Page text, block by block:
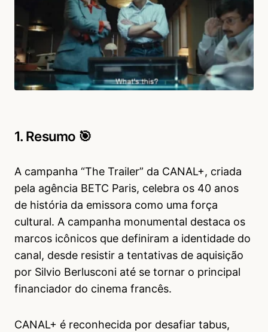
1. Resumo 🎯
A campanha “The Trailer” da CANAL+, criada
pela agência BETC Paris, celebra os 40 anos
de história da emissora como uma força
cultural. A campanha monumental destaca os
marcos icônicos que definiram a identidade do
canal, desde resistir a tentativas de aquisição
por Silvio Berlusconi até se tornar o principal
financiador do cinema francês.
CANAL+ é reconhecida por desafiar tabus,